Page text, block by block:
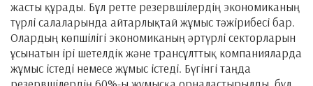
жасты құрады. Бұл ретте резервшілердің экономиканың
түрлі салаларында айтарлықтай жұмыс тәжірибесі бар.
Олардың көпшілігі экономиканың әртүрлі секторларын
ұсынатын ірі шетелдік және трансұлттық компанияларда
жұмыс істеді немесе жұмыс істеді. Бүгінгі таңда